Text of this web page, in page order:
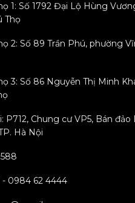
1: Số 1792 Đại Lộ Hùng
Thọ
2: Số 89 Trần Phú, phường
3: Số 86 Nguyễn Thị Minh
P712, Chung cư VP5, Bán
Hà Nội
- 0984 62 4444